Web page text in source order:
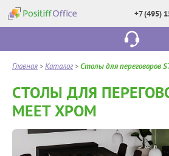
+7 (495)
Главная >Каталог >Столы для переговоров
СТОЛЫ ДЛЯ
MEET ХРОМ